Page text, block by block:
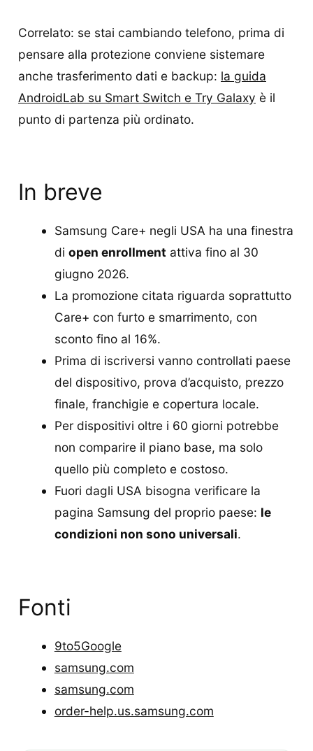
Correlato: se stai cambiando telefono, prima di
pensare alla protezione conviene sistemare
anche trasferimento dati e backup: la guida
AndroidLab su Smart Switch e Try Galaxy è il
punto di partenza più ordinato.
In breve
Samsung Care+ negli USA ha una finestra
di open enrollmentattiva fino al 30
giugno 2026.
La promozione citata riguarda soprattutto
Care+ con furto e smarrimento, con
sconto fino al 16%.
Prima di iscriversi vanno controllati paese
del dispositivo, prova d’acquisto, prezzo
finale, franchigie e copertura locale.
Per dispositivi oltre i 60 giorni potrebbe
non comparire il piano base, ma solo
quello più completo e costoso.
Fuori dagli USA bisogna verificare la
pagina Samsung del proprio paese: le
condizioni non sono universali.
Fonti
9to5Google
samsung.com
samsung.com
order-help.us.samsung.com